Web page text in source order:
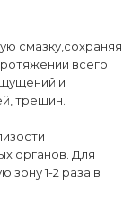
смазку,сохраняя
всего
и
трещин.
органов. Для
зону 1-2 раза в